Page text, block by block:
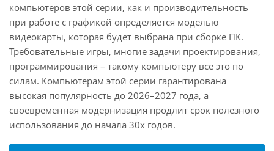
компьютеров этой серии, как и производительность
при работе с графикой определяется моделью
видеокарты, которая будет выбрана при сборке ПК.
Требовательные игры, многие задачи проектирования,
программирования – такому компьютеру все это по
силам. Компьютерам этой серии гарантирована
высокая популярность до 2026–2027 года, а
своевременная модернизация продлит срок полезного
использования до начала 30х годов.